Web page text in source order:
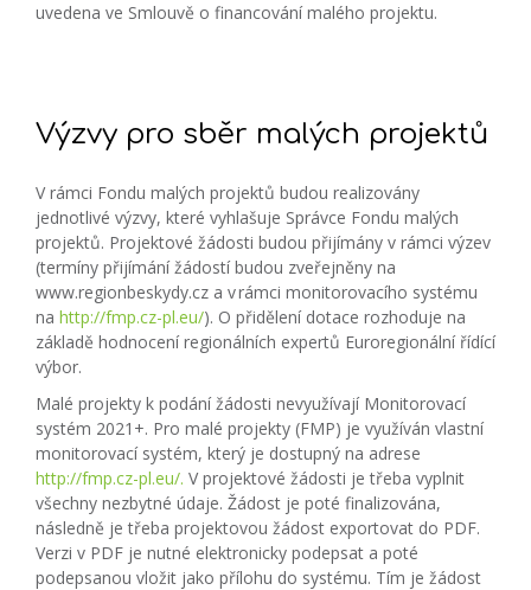
uvedena ve Smlouvě o financování malého projektu.
Výzvy pro sběr malých projektů
V rámci Fondu malých projektů budou realizovány
jednotlivé výzvy, které vyhlašuje Správce Fondu malých
projektů. Projektové žádosti budou přijímány v rámci výzev
(termíny přijímání žádostí budou zveřejněny na
www.regionbeskydy.cz a v rámci monitorovacího systému
na http://fmp.cz-pl.eu/). O přidělení dotace rozhoduje na
základě hodnocení regionálních expertů Euroregionální řídící
výbor.
Malé projekty k podání žádosti nevyužívají Monitorovací
systém 2021+. Pro malé projekty (FMP) je využíván vlastní
monitorovací systém, který je dostupný na adrese
http://fmp.cz-pl.eu/. V projektové žádosti je třeba vyplnit
všechny nezbytné údaje. Žádost je poté finalizována,
následně je třeba projektovou žádost exportovat do PDF.
Verzi v PDF je nutné elektronicky podepsat a poté
podepsanou vložit jako přílohu do systému. Tím je žádost